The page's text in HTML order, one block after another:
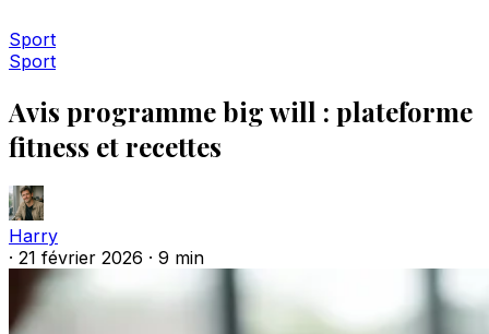
Sport
Sport
Avis programme big will : plateforme
fitness et recettes
Harry
· 21 février 2026 · 9 min